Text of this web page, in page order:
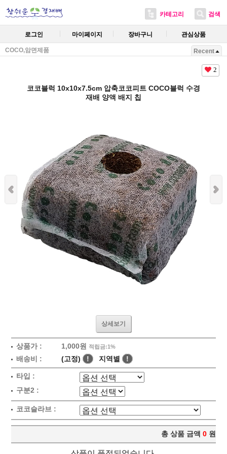
카테고리 검색
로그인 마이페이지 장바구니 관심상품
COCO,암면제품 Recent
2
코코블럭 10x10x7.5cm 압축코코피트 COCO블럭 수경
재배 양액 배지 칩
상세보기
상품가 : 1,000원 적립금:1%
배송비 : (고정) ! 지역별 !
타입 :
구분2 :
코코슬라브 :
총 상품 금액 0 원